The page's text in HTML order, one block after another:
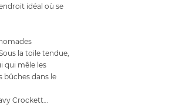
idéal où se
la toile tendue,
qui mêle les
bûches dans le
Crockett…